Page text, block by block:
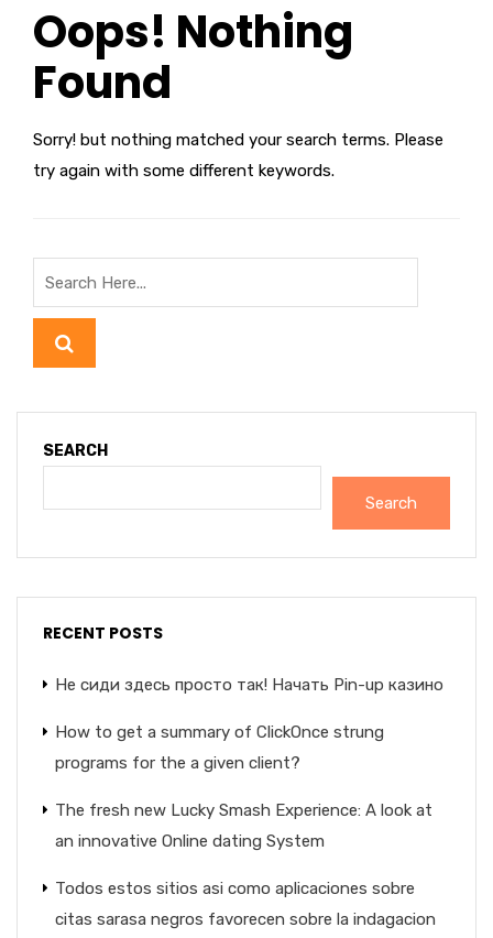
Oops! Nothing
Found
Sorry! but nothing matched your search terms. Please
try again with some different keywords.
SEARCH
Search
RECENT POSTS
Не сиди здесь просто так! Начать Pin-up казино
How to get a summary of ClickOnce strung
programs for the a given client?
The fresh new Lucky Smash Experience: A look at
an innovative Online dating System
Todos estos sitios asi­ como aplicaciones sobre
citas sarasa negros favorecen sobre la indagacion